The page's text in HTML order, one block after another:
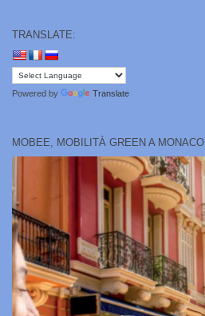
TRANSLATE:
Powered by Translate
MOBEE, MOBILITÀ GREEN A MONACO